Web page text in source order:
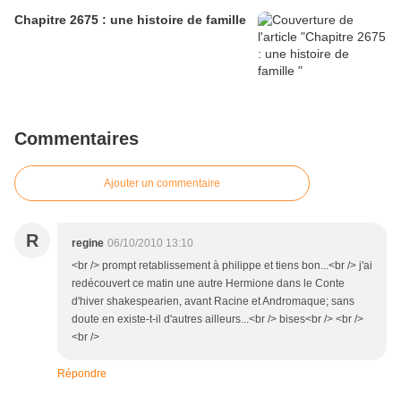
Chapitre 2675 : une histoire de famille
Commentaires
Ajouter un commentaire
R regine 06/10/2010 13:10
<br /> prompt retablissement à philippe et tiens bon...<br /> j'ai
redécouvert ce matin une autre Hermione dans le Conte
d'hiver shakespearien, avant Racine et Andromaque; sans
doute en existe-t-il d'autres ailleurs...<br /> bises<br /> <br />
<br />
Répondre